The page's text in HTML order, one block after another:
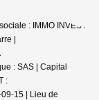
: IMMO INVEST
|
: SAS | Capital
:
15 | Lieu de